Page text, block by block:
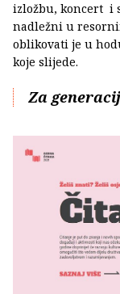
izložbu, koncert i
nadležni u
oblikovati je u
koje slijede.
Za